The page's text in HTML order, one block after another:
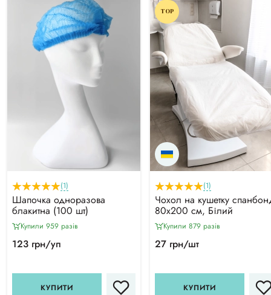
(1)
Шапочка одноразова
блакитна (100 шт)
Купили 959 разiв
123 грн/уп
КУПИТИ
TOP
(1)
Чохол на кушетку
80х200 см, Білий
Купили 879 разiв
27 грн/шт
КУПИТИ